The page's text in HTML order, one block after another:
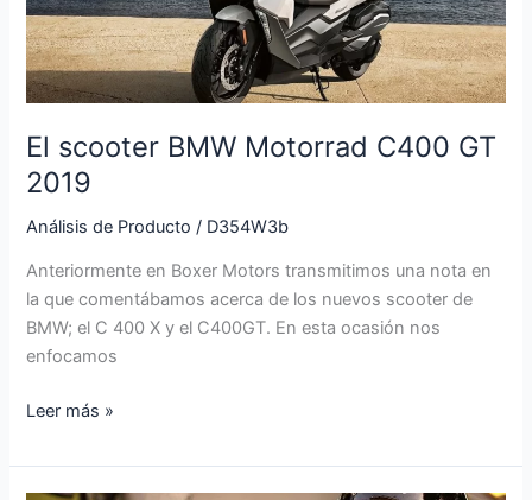
El scooter BMW Motorrad C400 GT
2019
Análisis de Producto / D354W3b
Anteriormente en Boxer Motors transmitimos una nota en
la que comentábamos acerca de los nuevos scooter de
BMW; el C 400 X y el C400GT. En esta ocasión nos
enfocamos
2019
Leer más »